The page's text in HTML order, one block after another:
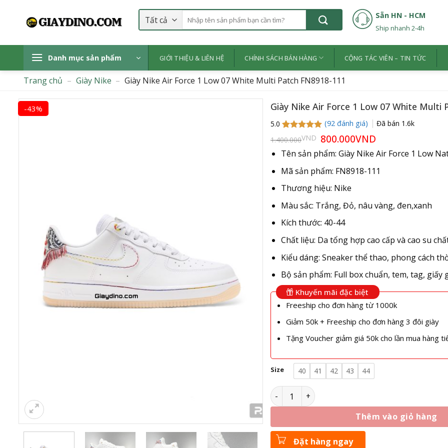
dung
Tìm
kiếm:
Sẵn HN - HCM
Ship nhanh 2-4h
Danh mục sản phẩm GIỚI THIỆU & LIÊN HỆ CHÍNH SÁCH BÁN HÀNG CỘNG TÁC VIÊN – TIN TỨC
Trang chủ – Giày Nike – Giày Nike Air Force 1 Low 07 White Multi Patch FN8918-111
-43% Giày Nike Air Force 1 Low 07 White Multi
5.0
5.0trên 5
dựa trên
91
đánh giá
(92đánh giá) Đã bán 1.6k
1.400.000VND Giá
gốc
là:
1.400.000VND.
800.000VND
tại
là:
Tên sản phẩm: Giày Nike Air Force 1 Low
Mã sản phẩm: FN8918-111
Thương hiệu: Nike
Màu sắc: Trắng, Đỏ, nâu vàng, đen,xanh
Kích thước: 40-44
Chất liệu: Da tổng hợp cao cấp và cao su
Kiểu dáng: Sneaker thể thao, phong cách
Bộ sản phẩm: Full box chuẩn, tem, tag, giấy
Khuyến mãi đặc biệt
Freeship cho đơn hàng từ 1000k
Giảm 50k + Freeship cho đơn hàng 3 đôi giày
Tặng Voucher giảm giá 50k cho lần mua hàng
Size 40 41 42 43 44
Giày Nike Air Force 1 Low 07 White Multi Patch
Thêm vào giỏ hàng
Đặt hàng ngay